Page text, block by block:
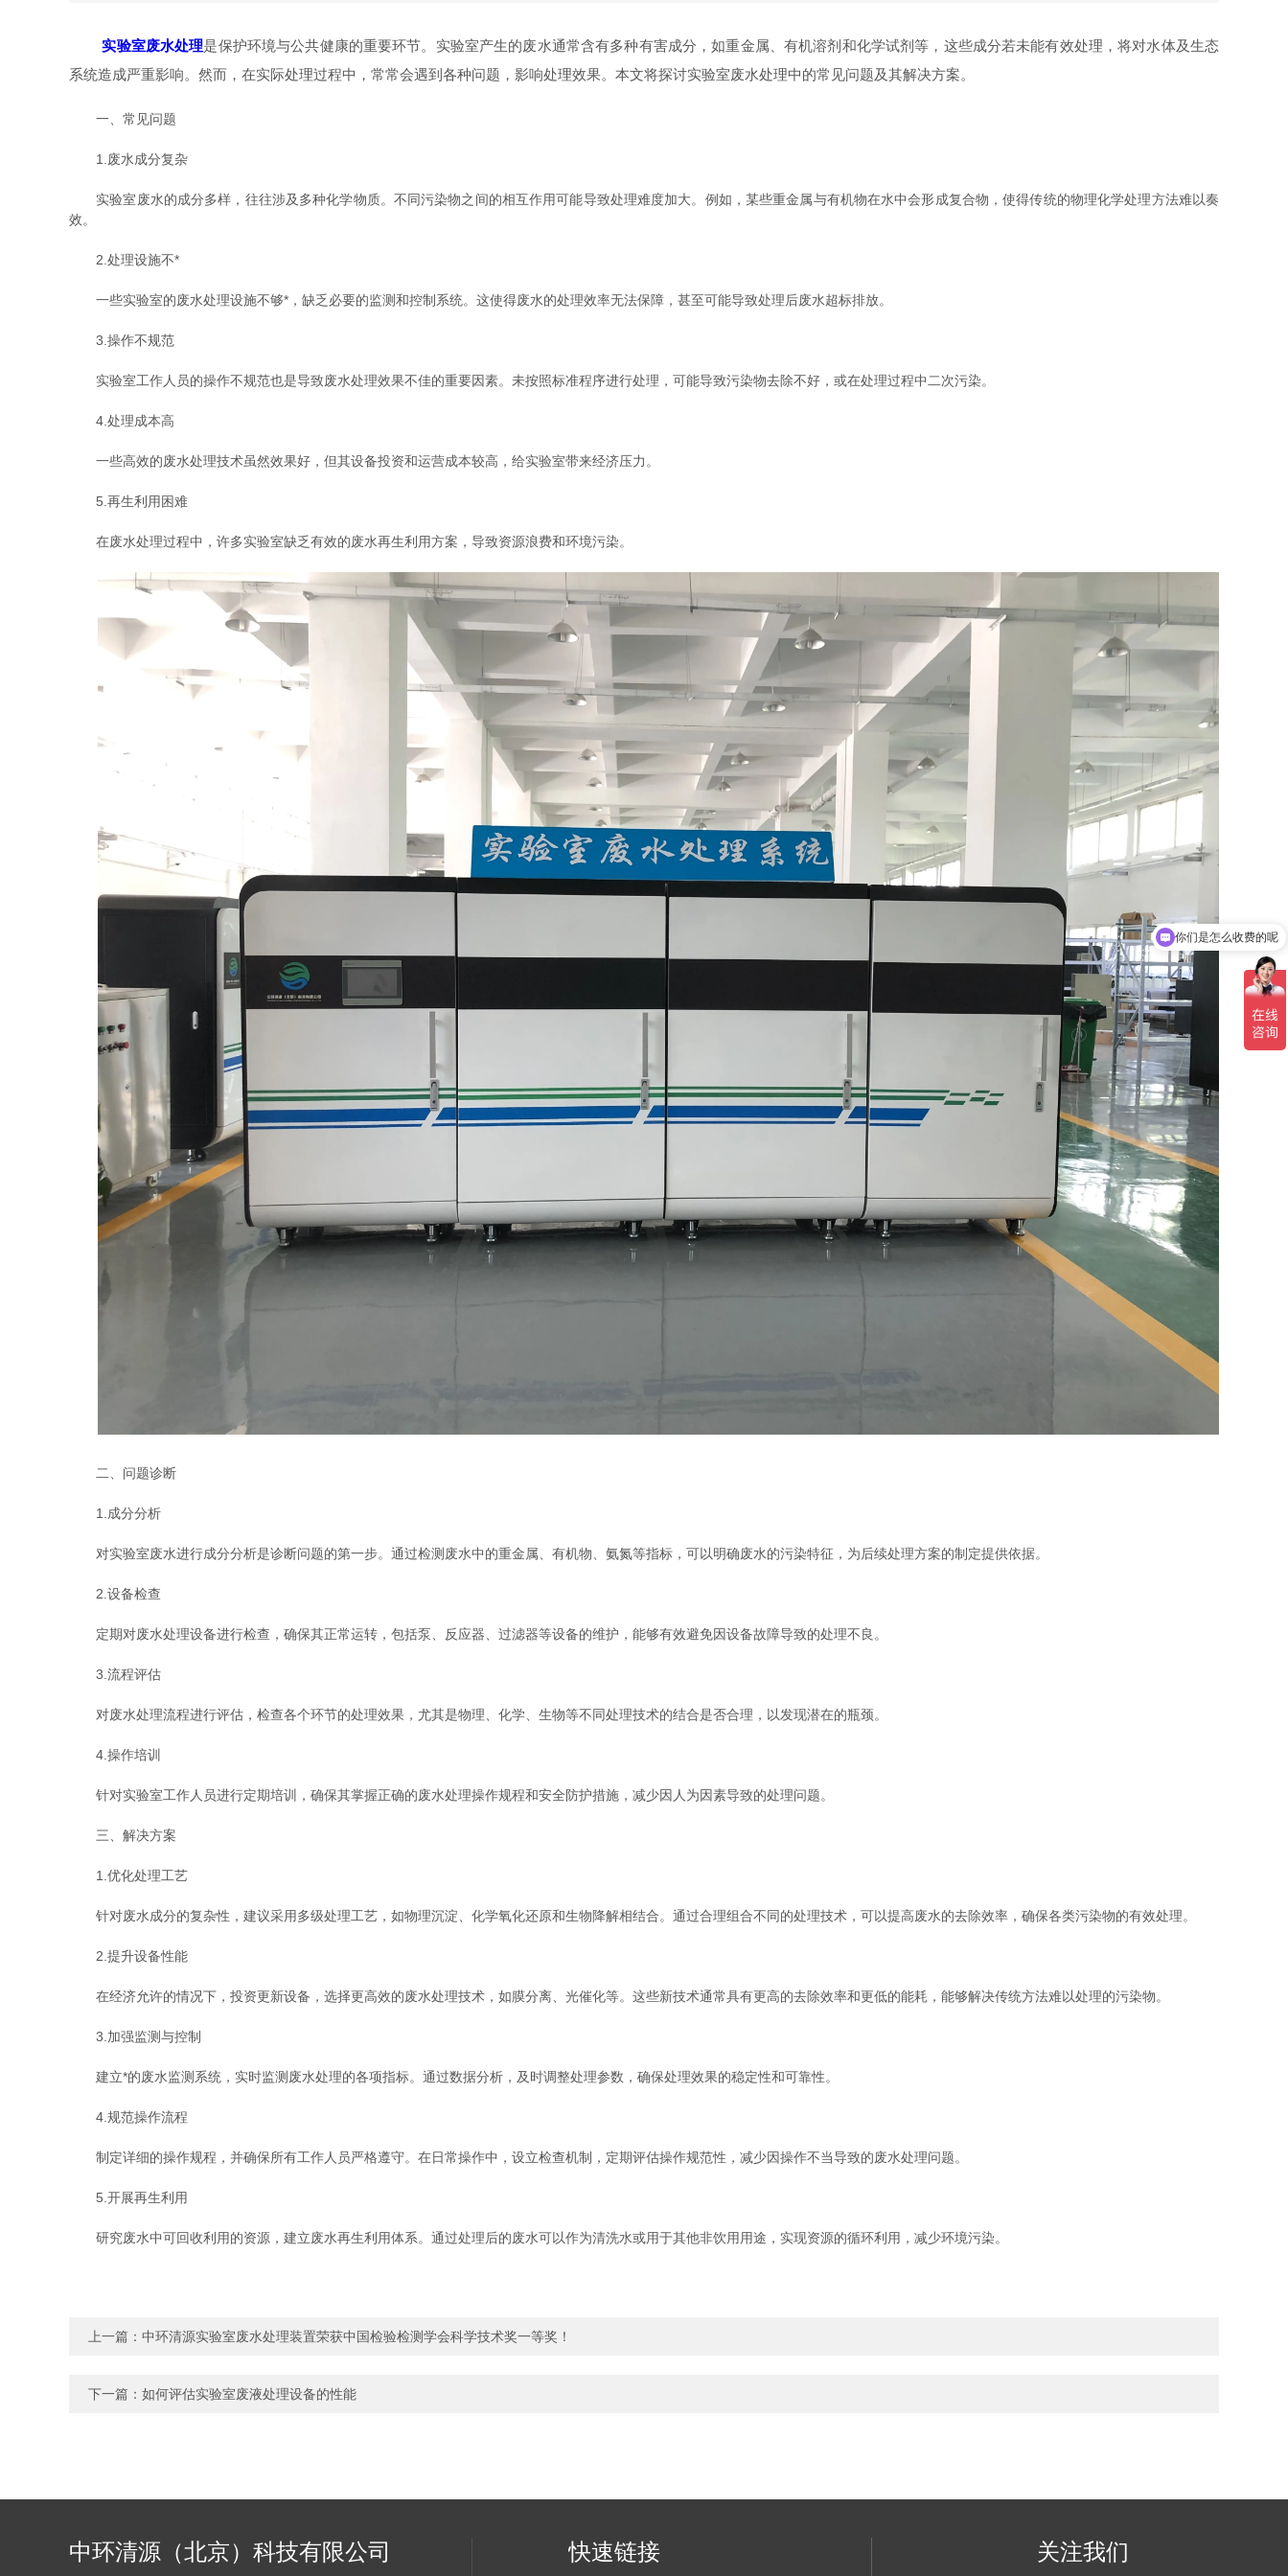
实验室废水处理是保护环境与公共健康的重要环节。实验室产生的废水通常含有多种有害成分，如重金属、有机溶剂和化学试剂等，这些成分若未能有效处理，将对水体及生态
系统造成严重影响。然而，在实际处理过程中，常常会遇到各种问题，影响处理效果。本文将探讨实验室废水处理中的常见问题及其解决方案。
一、常见问题
1.废水成分复杂
实验室废水的成分多样，往往涉及多种化学物质。不同污染物之间的相互作用可能导致处理难度加大。例如，某些重金属与有机物在水中会形成复合物，使得传统的物理化学处理方法难以奏
效。
2.处理设施不*
一些实验室的废水处理设施不够*，缺乏必要的监测和控制系统。这使得废水的处理效率无法保障，甚至可能导致处理后废水超标排放。
3.操作不规范
实验室工作人员的操作不规范也是导致废水处理效果不佳的重要因素。未按照标准程序进行处理，可能导致污染物去除不好，或在处理过程中二次污染。
4.处理成本高
一些高效的废水处理技术虽然效果好，但其设备投资和运营成本较高，给实验室带来经济压力。
5.再生利用困难
在废水处理过程中，许多实验室缺乏有效的废水再生利用方案，导致资源浪费和环境污染。
二、问题诊断
1.成分分析
对实验室废水进行成分分析是诊断问题的第一步。通过检测废水中的重金属、有机物、氨氮等指标，可以明确废水的污染特征，为后续处理方案的制定提供依据。
2.设备检查
定期对废水处理设备进行检查，确保其正常运转，包括泵、反应器、过滤器等设备的维护，能够有效避免因设备故障导致的处理不良。
3.流程评估
对废水处理流程进行评估，检查各个环节的处理效果，尤其是物理、化学、生物等不同处理技术的结合是否合理，以发现潜在的瓶颈。
4.操作培训
针对实验室工作人员进行定期培训，确保其掌握正确的废水处理操作规程和安全防护措施，减少因人为因素导致的处理问题。
三、解决方案
1.优化处理工艺
针对废水成分的复杂性，建议采用多级处理工艺，如物理沉淀、化学氧化还原和生物降解相结合。通过合理组合不同的处理技术，可以提高废水的去除效率，确保各类污染物的有效处理。
2.提升设备性能
在经济允许的情况下，投资更新设备，选择更高效的废水处理技术，如膜分离、光催化等。这些新技术通常具有更高的去除效率和更低的能耗，能够解决传统方法难以处理的污染物。
3.加强监测与控制
建立*的废水监测系统，实时监测废水处理的各项指标。通过数据分析，及时调整处理参数，确保处理效果的稳定性和可靠性。
4.规范操作流程
制定详细的操作规程，并确保所有工作人员严格遵守。在日常操作中，设立检查机制，定期评估操作规范性，减少因操作不当导致的废水处理问题。
5.开展再生利用
研究废水中可回收利用的资源，建立废水再生利用体系。通过处理后的废水可以作为清洗水或用于其他非饮用用途，实现资源的循环利用，减少环境污染。
上一篇： 中环清源实验室废水处理装置荣获中国检验检测学会科学技术奖一等奖！
下一篇： 如何评估实验室废液处理设备的性能
中环清源（北京）科技有限公司 快速链接 关注我们
现在有优惠活动吗